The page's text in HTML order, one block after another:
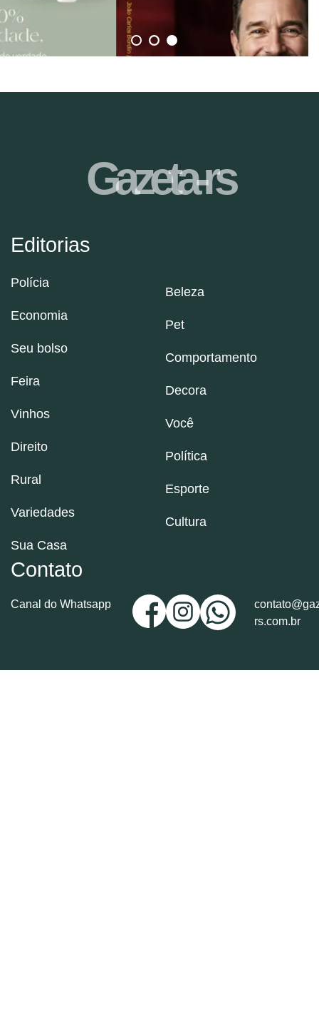
Editorias
Polícia
Economia
Seu bolso
Feira
Vinhos
Direito
Rural
Variedades
Sua Casa
Beleza
Pet
Comportamento
Decora
Você
Política
Esporte
Cultura
Contato
Canal do Whatsapp
rs.com.br
Gazeta-rs